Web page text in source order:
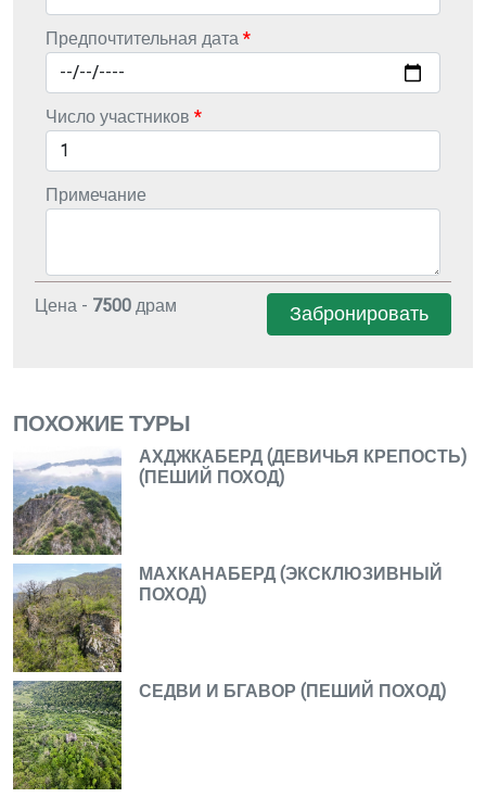
Предпочтительная дата
Число участников
Примечание
Цена - 7500 драм Забронировать
ПОХОЖИЕ ТУРЫ
АХДЖКАБЕРД (ДЕВИЧЬЯ КРЕПОСТЬ)
(ПЕШИЙ ПОХОД)
МАХКАНАБЕРД (ЭКСКЛЮЗИВНЫЙ
ПОХОД)
СЕДВИ И БГАВОР (ПЕШИЙ ПОХОД)